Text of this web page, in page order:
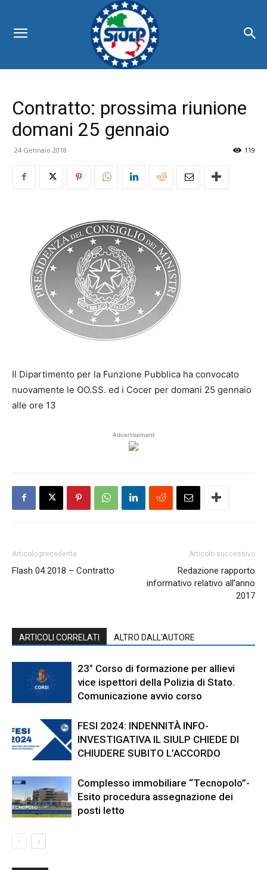
Contratto: prossima riunione
domani 25 gennaio
24 Gennaio 2018 119
Il Dipartimento per la Funzione Pubblica ha convocato
nuovamente le OO.SS. ed i Cocer per domani 25 gennaio
alle ore 13
Advertisement
Articolo precedente
Flash 04 2018 – Contratto
Articolo successivo
Redazione rapporto
informativo relativo all’anno
2017
ARTICOLI CORRELATI ALTRO DALL'AUTORE
23° Corso di formazione per allievi
vice ispettori della Polizia di Stato.
Comunicazione avvio corso
FESI 2024: INDENNITÀ INFO-
INVESTIGATIVA IL SIULP CHIEDE DI
CHIUDERE SUBITO L’ACCORDO
Complesso immobiliare “Tecnopolo”-
Esito procedura assegnazione dei
posti letto